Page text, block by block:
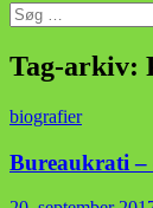
Søg
efter:
Tag-arkiv:
biografier
Bureaukrati –